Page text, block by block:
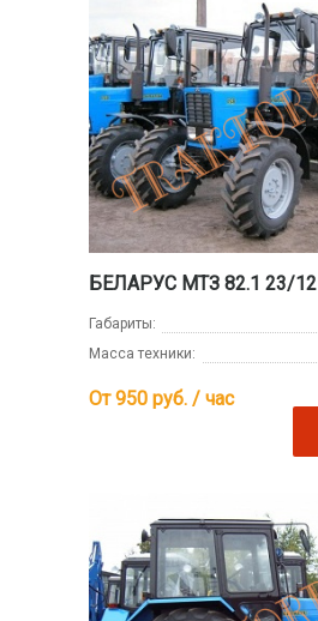
БЕЛАРУС МТЗ 82.1 23/12
Габариты:
Масса техники:
От 950 руб. / час